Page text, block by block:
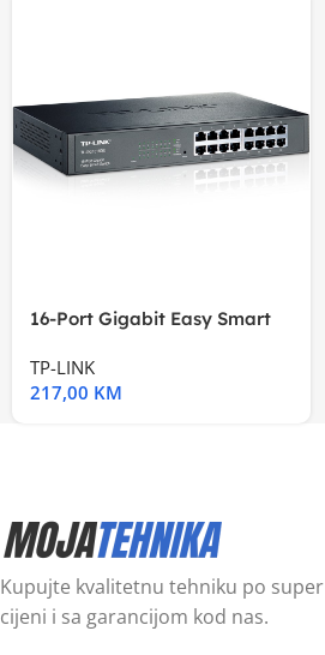
16-Port Gigabit Easy Smart
TP-LINK
217,00 KM
Kupujte kvalitetnu tehniku po super
cijeni i sa garancijom kod nas.